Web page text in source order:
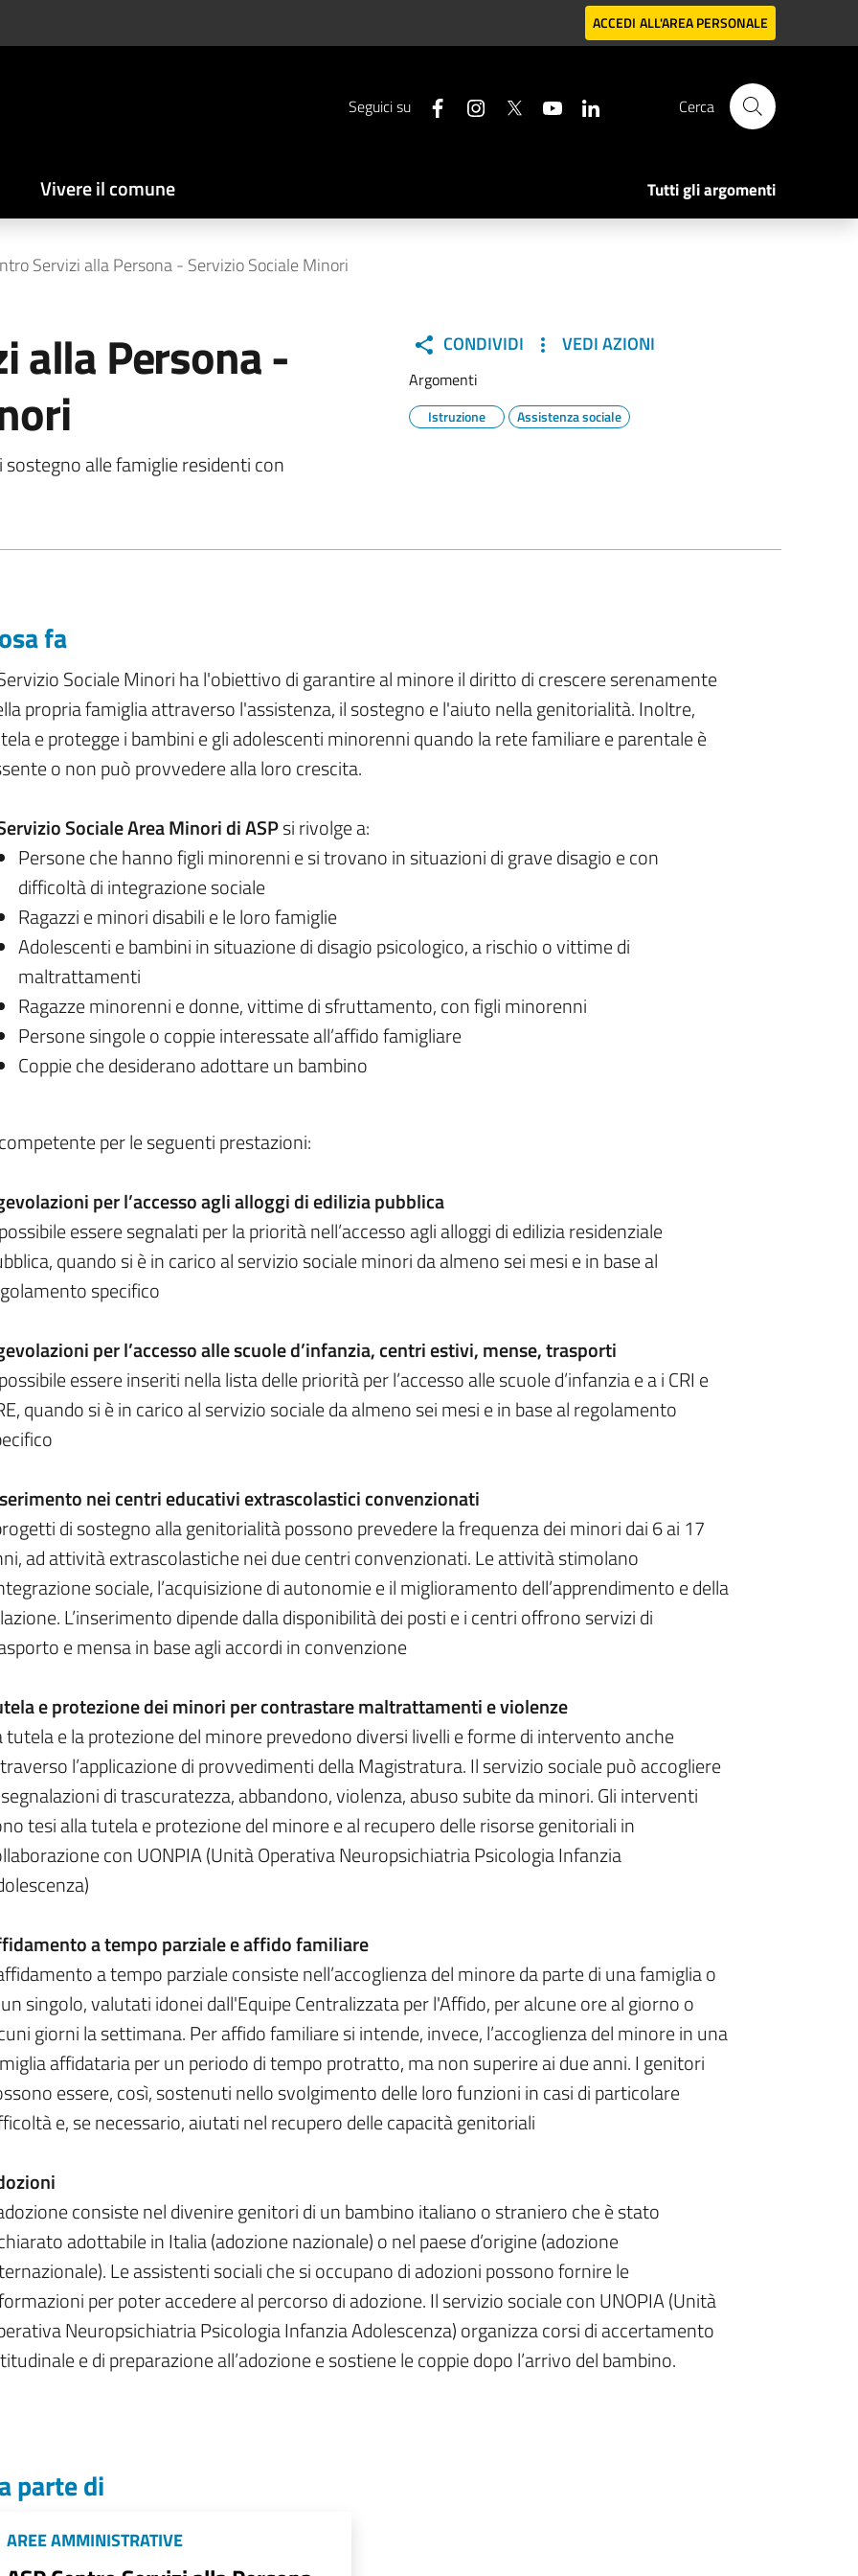
ACCEDI ALL'AREA PERSONALE
Seguici su Cerca
Vivere il comune Tutti gli argomenti
Servizi alla Persona - Servizio Sociale Minori
alla Persona -
alle famiglie residenti con
CONDIVIDI VEDI AZIONI
Argomenti
Istruzione Assistenza sociale
fa
Sociale Minori ha l'obiettivo di garantire al minore il diritto di crescere serenamente
propria famiglia attraverso l'assistenza, il sostegno e l'aiuto nella genitorialità. Inoltre,
e protegge i bambini e gli adolescenti minorenni quando la rete familiare e parentale è
o non può provvedere alla loro crescita.
Sociale Area Minori di ASPsi rivolge a:
Persone che hanno figli minorenni e si trovano in situazioni di grave disagio e con
difficoltà di integrazione sociale
Ragazzi e minori disabili e le loro famiglie
Adolescenti e bambini in situazione di disagio psicologico, a rischio o vittime di
maltrattamenti
Ragazze minorenni e donne, vittime di sfruttamento, con figli minorenni
Persone singole o coppie interessate all’affido famigliare
Coppie che desiderano adottare un bambino
per le seguenti prestazioni:
per l’accesso agli alloggi di edilizia pubblica
essere segnalati per la priorità nell’accesso agli alloggi di edilizia residenziale
quando si è in carico al servizio sociale minori da almeno sei mesi e in base al
specifico
per l’accesso alle scuole d’infanzia, centri estivi, mense, trasporti
essere inseriti nella lista delle priorità per l’accesso alle scuole d’infanzia e a i CRI e
quando si è in carico al servizio sociale da almeno sei mesi e in base al regolamento
nei centri educativi extrascolastici convenzionati
di sostegno alla genitorialità possono prevedere la frequenza dei minori dai 6 ai 17
ad attività extrascolastiche nei due centri convenzionati. Le attività stimolano
sociale, l’acquisizione di autonomie e il miglioramento dell’apprendimento e della
L’inserimento dipende dalla disponibilità dei posti e i centri offrono servizi di
e mensa in base agli accordi in convenzione
e protezione dei minori per contrastare maltrattamenti e violenze
tutela e la protezione del minore prevedono diversi livelli e forme di intervento anche
l’applicazione di provvedimenti della Magistratura. Il servizio sociale può accogliere
di trascuratezza, abbandono, violenza, abuso subite da minori. Gli interventi
tesi alla tutela e protezione del minore e al recupero delle risorse genitoriali in
con UONPIA (Unità Operativa Neuropsichiatria Psicologia Infanzia
a tempo parziale e affido familiare
a tempo parziale consiste nell’accoglienza del minore da parte di una famiglia o
singolo, valutati idonei dall'Equipe Centralizzata per l'Affido, per alcune ore al giorno o
giorni la settimana. Per affido familiare si intende, invece, l’accoglienza del minore in una
affidataria per un periodo di tempo protratto, ma non superire ai due anni. I genitori
essere, così, sostenuti nello svolgimento delle loro funzioni in casi di particolare
e, se necessario, aiutati nel recupero delle capacità genitoriali
consiste nel divenire genitori di un bambino italiano o straniero che è stato
adottabile in Italia (adozione nazionale) o nel paese d’origine (adozione
Le assistenti sociali che si occupano di adozioni possono fornire le
per poter accedere al percorso di adozione. Il servizio sociale con UNOPIA (Unità
Neuropsichiatria Psicologia Infanzia Adolescenza) organizza corsi di accertamento
e di preparazione all’adozione e sostiene le coppie dopo l’arrivo del bambino.
parte di
AREE AMMINISTRATIVE